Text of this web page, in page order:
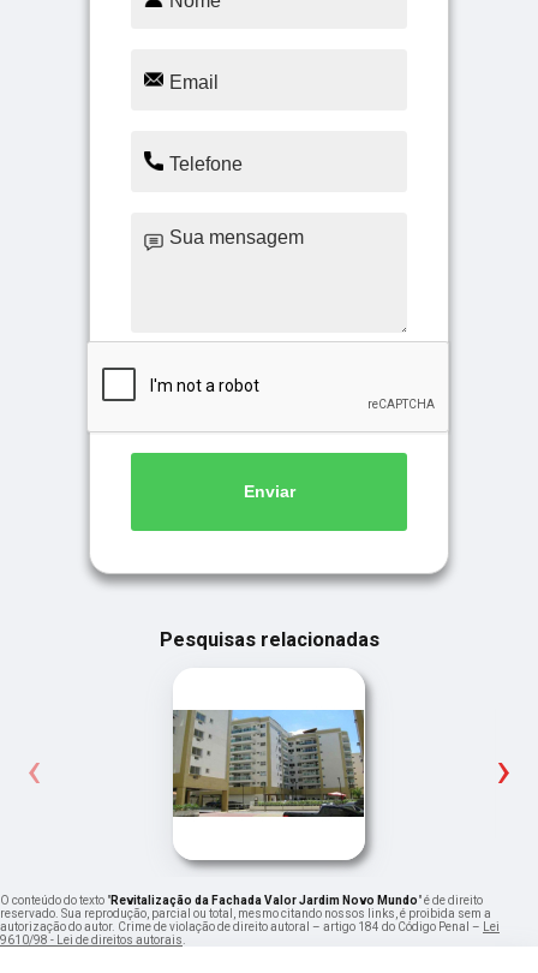
Enviar
Pesquisas relacionadas
‹ ›
O conteúdo do texto "Revitalização da Fachada Valor Jardim Novo Mundo" é de direito
reservado. Sua reprodução, parcial ou total, mesmo citando nossos links, é proibida sem a
autorização do autor. Crime de violação de direito autoral – artigo 184 do Código Penal –
Lei
9610/98 - Lei de direitos autorais